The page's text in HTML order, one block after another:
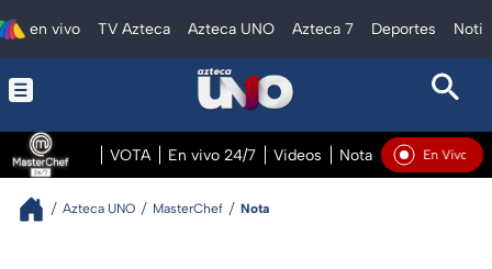
en vivo TV Azteca Azteca UNO Azteca 7 Deportes
VOTA En vivo 24/7 Videos Notas En vivo
En Vivo
Azteca UNO MasterChef Nota